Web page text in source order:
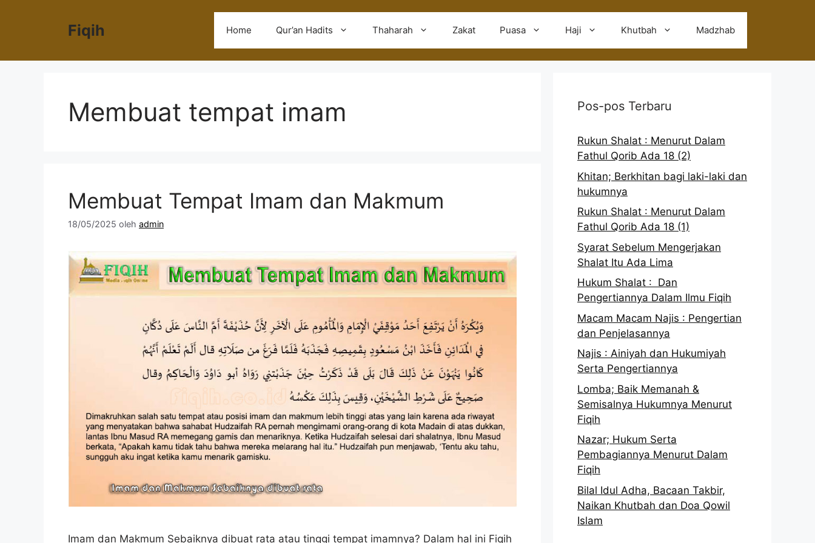
Fiqih Home Qur’an Hadits Thaharah Zakat Puasa Haji Khutbah Madzhab
Membuat tempat imam
Membuat Tempat Imam dan Makmum
18/05/2025 oleh admin
Imam dan Makmum Sebaiknya dibuat rata atau tinggi tempat imamnya? Dalam hal ini Fiqih
Pos-pos Terbaru
Rukun Shalat : Menurut Dalam
Fathul Qorib Ada 18 (2)
Khitan; Berkhitan bagi laki-laki dan
hukumnya
Rukun Shalat : Menurut Dalam
Fathul Qorib Ada 18 (1)
Syarat Sebelum Mengerjakan
Shalat Itu Ada Lima
Hukum Shalat : Dan
Pengertiannya Dalam Ilmu Fiqih
Macam Macam Najis : Pengertian
dan Penjelasannya
Najis : Ainiyah dan Hukumiyah
Serta Pengertiannya
Lomba; Baik Memanah &
Semisalnya Hukumnya Menurut
Fiqih
Nazar; Hukum Serta
Pembagiannya Menurut Dalam
Fiqih
Bilal Idul Adha, Bacaan Takbir,
Naikan Khutbah dan Doa Qowil
Islam